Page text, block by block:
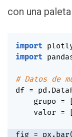
con una
import
import
# Datos de
df = pd .
    grupo
=
    valor
=
fig = px . bar(